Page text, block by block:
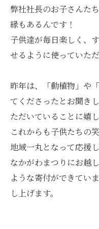
弊社社長のお子さんた
縁もあるんです！
子供達が毎日楽しく、
せるように使っていた
昨年は、「動植物」や
てくださったとお聞き
ただいていることに嬉し
これからも子供たちの
地域一丸となって応援
なかがわまつりにお越
ような寄付ができてい
し上げます。